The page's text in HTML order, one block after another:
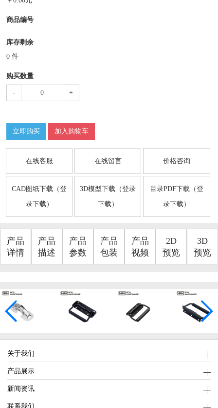
商品编号
库存剩余
0 件
购买数量
- +
立即购买 加入购物车
在线客服 在线留言 价格咨询
CAD图纸下载（登
录下载）
3D模型下载（登录
下载）
目录PDF下载（登
录下载）
产品
详情
产品
描述
产品
参数
产品
包装
产品
视频
2D
预览
3D
预览
关于我们
产品展示
新闻资讯
联系我们